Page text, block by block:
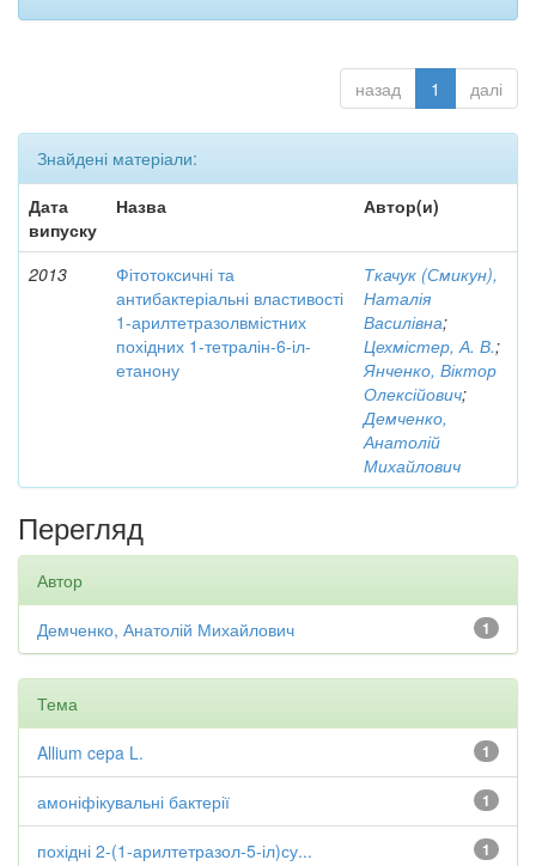
назад 1 далі
Знайдені матеріали:
Дата
випуску
Назва Автор(и)
2013
Фітотоксичні та
антибактеріальні властивості
1-арилтетразолвмістних
похідних 1-тетралін-6-іл-
етанону
Ткачук (Смикун),
Наталія
Василівна;
Цехмістер, А. В.;
Янченко, Віктор
Олексійович;
Демченко,
Анатолій
Михайлович
Перегляд
Автор
1
Демченко, Анатолій Михайлович
Тема
1
Allium cepa L.
1
амоніфікувальні бактерії
1
похідні 2-(1-арилтетразол-5-іл)су...